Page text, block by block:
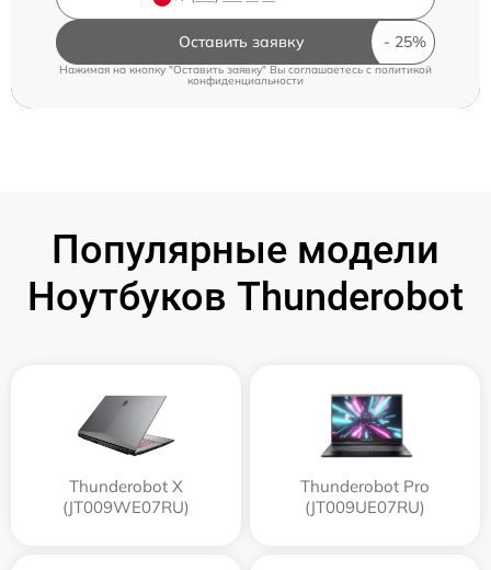
Оставить заявку
Нажимая на кнопку "Оставить заявку" Вы соглашаетесь cполитикой
конфиденциальности
Популярные модели
Ноутбуков Thunderobot
Thunderobot X
(JT009WE07RU)
Thunderobot Pro
(JT009UE07RU)